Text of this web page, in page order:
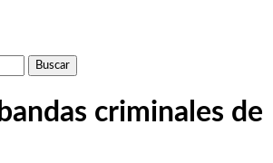
bandas criminales de